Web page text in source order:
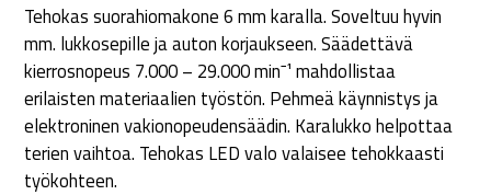
Tehokas suorahiomakone 6 mm karalla. Soveltuu hyvin
mm. lukkosepille ja auton korjaukseen. Säädettävä
kierrosnopeus 7.000 – 29.000 minˉ¹ mahdollistaa
erilaisten materiaalien työstön. Pehmeä käynnistys ja
elektroninen vakionopeudensäädin. Karalukko helpottaa
terien vaihtoa. Tehokas LED valo valaisee tehokkaasti
työkohteen.